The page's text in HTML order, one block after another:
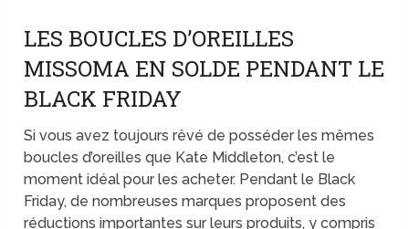
LES BOUCLES D’OREILLES
MISSOMA EN SOLDE PENDANT LE
BLACK FRIDAY
Si vous avez toujours rêvé de posséder les mêmes
boucles d’oreilles que Kate Middleton, c’est le
moment idéal pour les acheter. Pendant le Black
Friday, de nombreuses marques proposent des
réductions importantes sur leurs produits, y compris